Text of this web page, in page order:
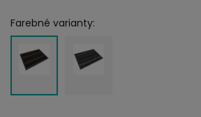
Farebné varianty: